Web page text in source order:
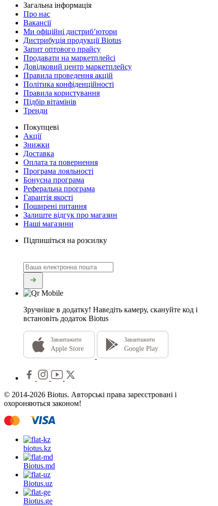
Загальна інформація
Про нас
Вакансії
Ми офіційні дистриб’ютори
Дистрибуція продукції Biotus
Запит оптового прайсу
Продавати на маркетплейсі
Довідковий центр маркетплейсу
Правила проведення акцій
Політика конфіденційності
Правила користування
Підбір вітамінів
Тренди
Покупцеві
Акції
Знижки
Доставка
Оплата та повернення
Програма лояльності
Бонусна програма
Реферальна програма
Гарантія якості
Поширені питання
Залиште відгук про магазин
Наші магазини
Підпишіться на розсилку
Зручніше в додатку! Наведіть камеру, скануйте код і
встановіть додаток Biotus
Завантажити
Apple Store
Завантажити
Google Play
© 2014-2026 Biotus. Авторські права зареєстровані і
охороняються законом!
biotus.kz
Biotus.md
Biotus.uz
Biotus.ge